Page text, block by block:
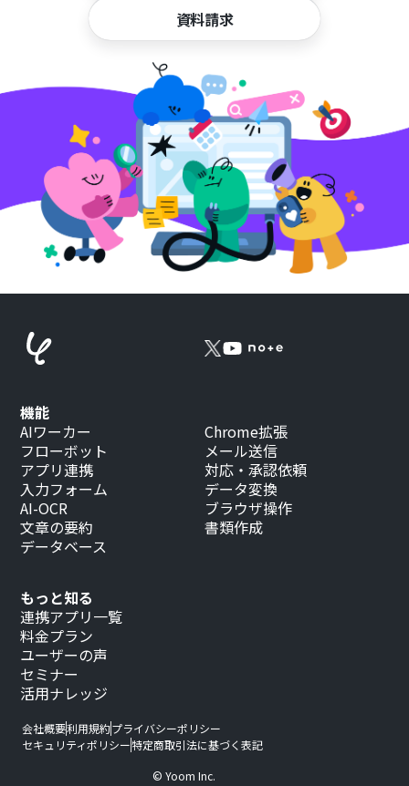
資料請求
もっと知る
連携アプリ一覧
料金プラン
ユーザーの声
セミナー
活用ナレッジ
機能
AIワーカー
フローボット
アプリ連携
入力フォーム
AI-OCR
文章の要約
データベース
Chrome拡張
メール送信
対応・承認依頼
データ変換
ブラウザ操作
書類作成
会社概要利用規約プライバシーポリシー
セキュリティポリシー特定商取引法に基づく表記
© Yoom Inc.